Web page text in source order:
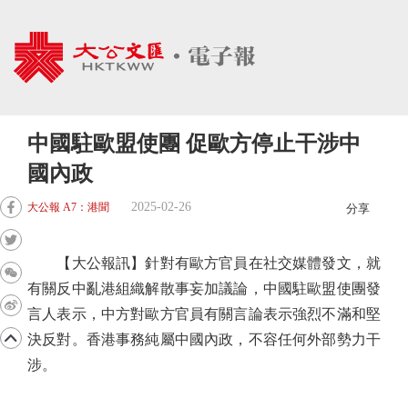
中國駐歐盟使團 促歐方停止干涉中
國內政
大公報 A7：港聞 2025-02-26 分享
【大公報訊】針對有歐方官員在社交媒體發文，就
有關反中亂港組織解散事妄加議論，中國駐歐盟使團發
言人表示，中方對歐方官員有關言論表示強烈不滿和堅
決反對。香港事務純屬中國內政，不容任何外部勢力干
涉。